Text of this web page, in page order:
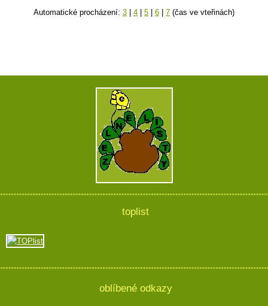
Automatické procházení: 3 | 4 | 5 | 6 | 7 (čas ve vteřinách)
toplist
oblíbené odkazy